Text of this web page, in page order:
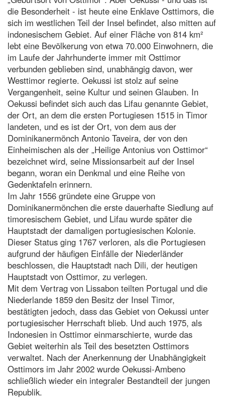
die Besonderheit - ist heute eine Enklave Osttimors, die
sich im westlichen Teil der Insel befindet, also mitten auf
indonesischem Gebiet. Auf einer Fläche von 814 km²
lebt eine Bevölkerung von etwa 70.000 Einwohnern, die
im Laufe der Jahrhunderte immer mit Osttimor
verbunden geblieben sind, unabhängig davon, wer
Westtimor regierte. Oekussi ist stolz auf seine
Vergangenheit, seine Kultur und seinen Glauben. In
Oekussi befindet sich auch das Lifau genannte Gebiet,
der Ort, an dem die ersten Portugiesen 1515 in Timor
landeten, und es ist der Ort, von dem aus der
Dominikanermönch Antonio Taveira, der von den
Einheimischen als der „Heilige Antonius von Osttimor“
bezeichnet wird, seine Missionsarbeit auf der Insel
begann, woran ein Denkmal und eine Reihe von
Gedenktafeln erinnern.
Im Jahr 1556 gründete eine Gruppe von
Dominikanermönchen die erste dauerhafte Siedlung auf
timoresischem Gebiet, und Lifau wurde später die
Hauptstadt der damaligen portugiesischen Kolonie.
Dieser Status ging 1767 verloren, als die Portugiesen
aufgrund der häufigen Einfälle der Niederländer
beschlossen, die Hauptstadt nach Dili, der heutigen
Hauptstadt von Osttimor, zu verlegen.
Mit dem Vertrag von Lissabon teilten Portugal und die
Niederlande 1859 den Besitz der Insel Timor,
bestätigten jedoch, dass das Gebiet von Oekussi unter
portugiesischer Herrschaft blieb. Und auch 1975, als
Indonesien in Osttimor einmarschierte, wurde das
Gebiet weiterhin als Teil des besetzten Osttimors
verwaltet. Nach der Anerkennung der Unabhängigkeit
Osttimors im Jahr 2002 wurde Oekussi-Ambeno
schließlich wieder ein integraler Bestandteil der jungen
Republik.